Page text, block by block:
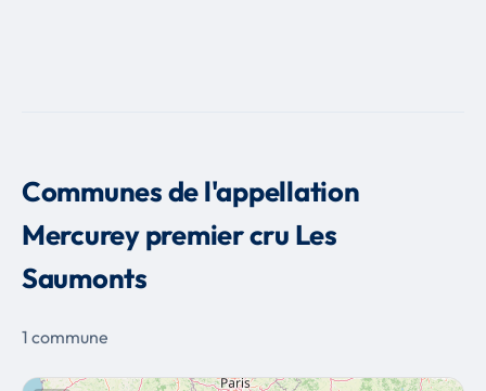
Communes de l'appellation
Mercurey premier cru Les
Saumonts
1 commune